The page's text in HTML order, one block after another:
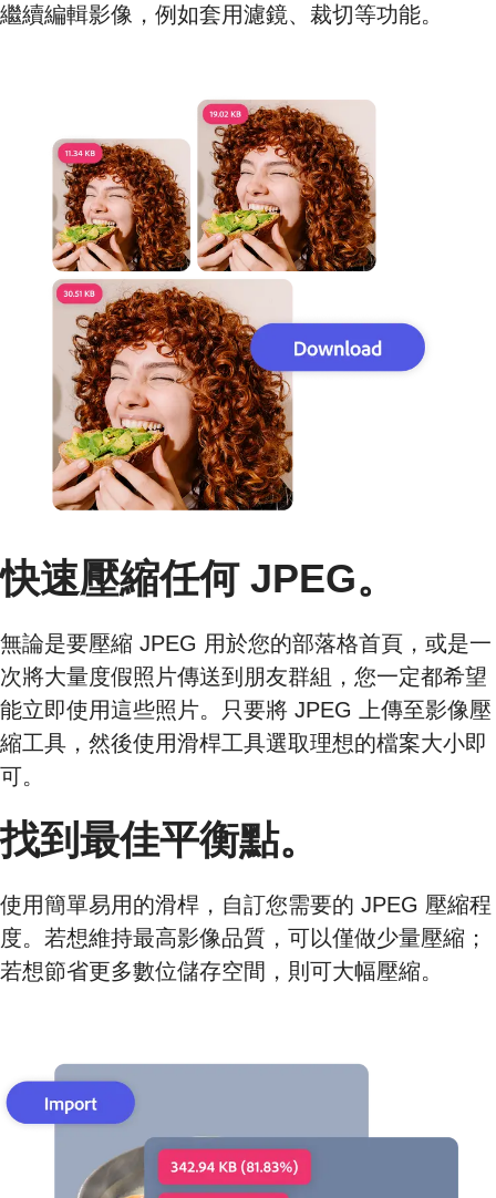
繼續編輯影像，例如套用濾鏡、裁切等功能。
快速壓縮任何 JPEG。
無論是要壓縮 JPEG 用於您的部落格首頁，或是一
次將大量度假照片傳送到朋友群組，您一定都希望
能立即使用這些照片。只要將 JPEG 上傳至影像壓
縮工具，然後使用滑桿工具選取理想的檔案大小即
可。
找到最佳平衡點。
使用簡單易用的滑桿，自訂您需要的 JPEG 壓縮程
度。若想維持最高影像品質，可以僅做少量壓縮；
若想節省更多數位儲存空間，則可大幅壓縮。